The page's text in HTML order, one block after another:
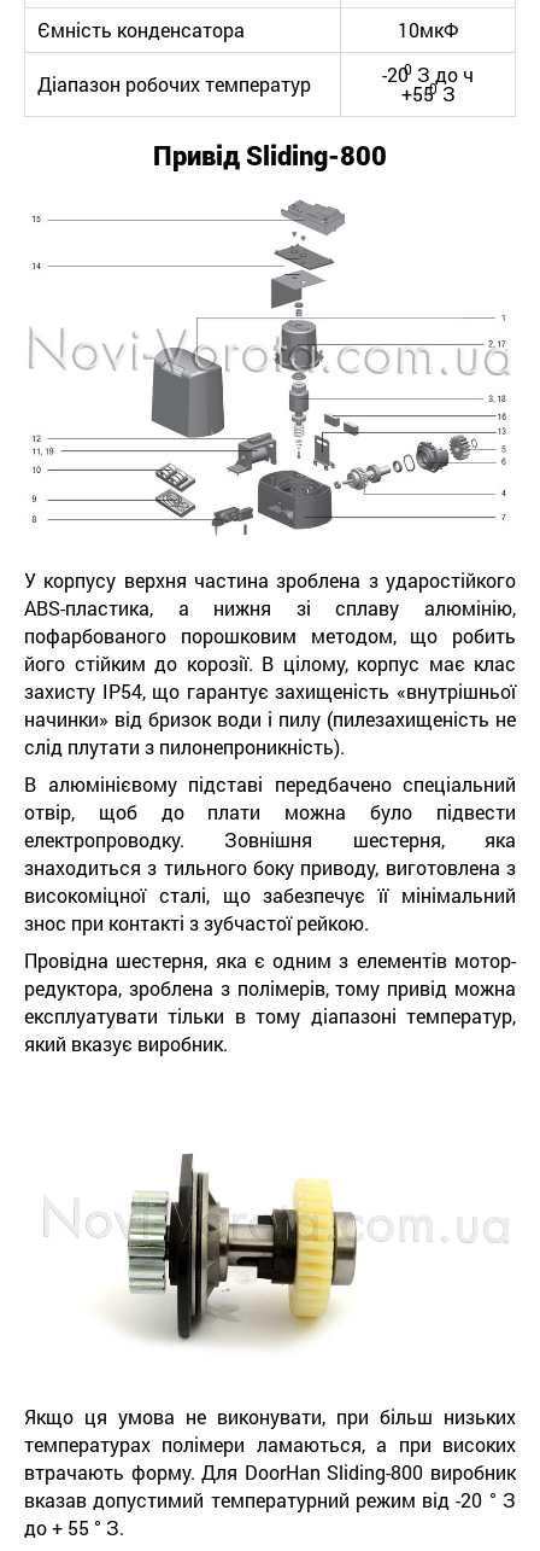
Ємність конденсатора
10мкФ
Діапазон робочих температур -200 З до ч
+550 З
Привід Sliding-800
У корпусу верхня частина зроблена з ударостійкого
ABS-пластика, а нижня зі сплаву алюмінію,
пофарбованого порошковим методом, що робить
його стійким до корозії. В цілому, корпус має клас
захисту IP54, що гарантує захищеність «внутрішньої
начинки» від бризок води і пилу (пилезахищеність не
слід плутати з пилонепроникність).
В алюмінієвому підставі передбачено спеціальний
отвір, щоб до плати можна було підвести
електропроводку. Зовнішня шестерня, яка
знаходиться з тильного боку приводу, виготовлена ​​з
високоміцної сталі, що забезпечує її мінімальний
знос при контакті з зубчастої рейкою.
Провідна шестерня, яка є одним з елементів мотор-
редуктора, зроблена з полімерів, тому привід можна
експлуатувати тільки в тому діапазоні температур,
який вказує виробник.
Якщо ця умова не виконувати, при більш низьких
температурах полімери ламаються, а при високих
втрачають форму. Для DoorHan Sliding-800 виробник
вказав допустимий температурний режим від -20 ° З
до + 55 ° З.